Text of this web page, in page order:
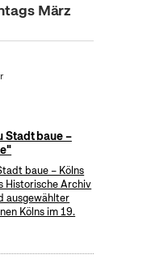
März
Stadt baue –
baue – Kölns
Historische Archiv
ausgewählter
Kölns im 19.